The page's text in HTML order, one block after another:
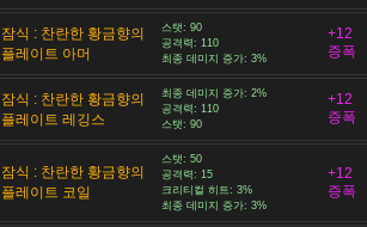
잠식 : 찬란한 황금향의
플레이트 아머
스탯: 90
공격력: 110
최종 데미지 증가: 3%
+12
증폭
잠식 : 찬란한 황금향의
플레이트 레깅스
최종 데미지 증가: 2%
공격력: 110
스탯: 90
+12
증폭
잠식 : 찬란한 황금향의
플레이트 코일
스탯: 50
공격력: 15
크리티컬 히트: 3%
최종 데미지 증가: 3%
+12
증폭